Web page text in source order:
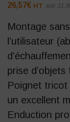
26,57€ HT soit
Montage
l’utilisateur
prise d’objets
Poignet tricot
un excellent
Enduction